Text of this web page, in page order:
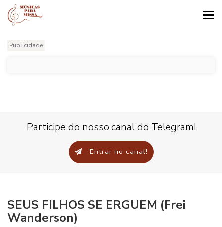
Publicidade
Participe do nosso canal do Telegram!
Entrar no canal!
SEUS FILHOS SE ERGUEM (Frei
Wanderson)